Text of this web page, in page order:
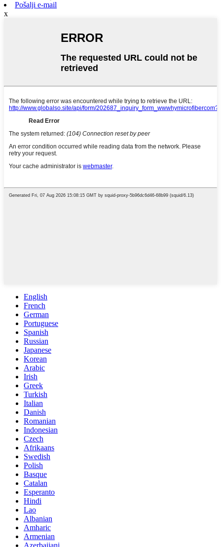
Pošalji e-mail
x
English
French
German
Portuguese
Spanish
Russian
Japanese
Korean
Arabic
Irish
Greek
Turkish
Italian
Danish
Romanian
Indonesian
Czech
Afrikaans
Swedish
Polish
Basque
Catalan
Esperanto
Hindi
Lao
Albanian
Amharic
Armenian